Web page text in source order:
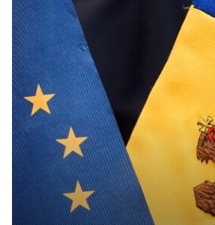
face
pași
fermi
spre
Europa,
dar
se
împiedică
la
mediu,
agricultură
și
finanțe